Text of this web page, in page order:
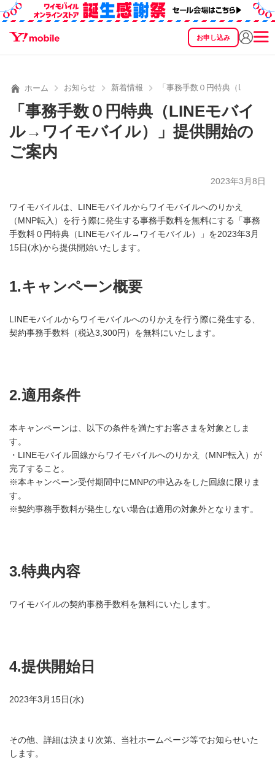
お申し込み
SEARCH
ホーム お知らせ 新着情報 「事務手数０円特典（LINEモ
「事務手数０円特典（LINEモバイ
ル→ワイモバイル）」提供開始の
ご案内
2023年3月8日
ワイモバイルは、LINEモバイルからワイモバイルへのりかえ
（MNP転入）を行う際に発生する事務手数料を無料にする「事務
手数料０円特典（LINEモバイル→ワイモバイル）」を2023年3月
15日(水)から提供開始いたします。
1.キャンペーン概要
LINEモバイルからワイモバイルへのりかえを行う際に発生する、
契約事務手数料（税込3,300円）を無料にいたします。
2.適用条件
本キャンペーンは、以下の条件を満たすお客さまを対象としま
す。
・LINEモバイル回線からワイモバイルへのりかえ（MNP転入）が
完了すること。
※本キャンペーン受付期間中にMNPの申込みをした回線に限りま
す。
※契約事務手数料が発生しない場合は適用の対象外となります。
3.特典内容
ワイモバイルの契約事務手数料を無料にいたします。
4.提供開始日
2023年3月15日(水)
その他、詳細は決まり次第、当社ホームページ等でお知らせいた
します。